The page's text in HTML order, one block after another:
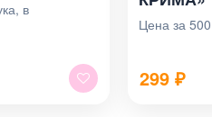
в
Цена за
299₽